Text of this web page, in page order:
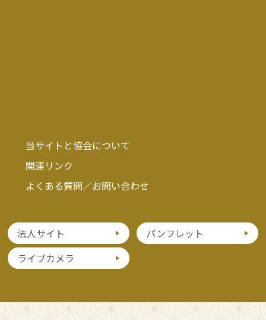
当サイトと協会について
関連リンク
よくある質問／お問い合わせ
法人サイト
パンフレット
ライブカメラ